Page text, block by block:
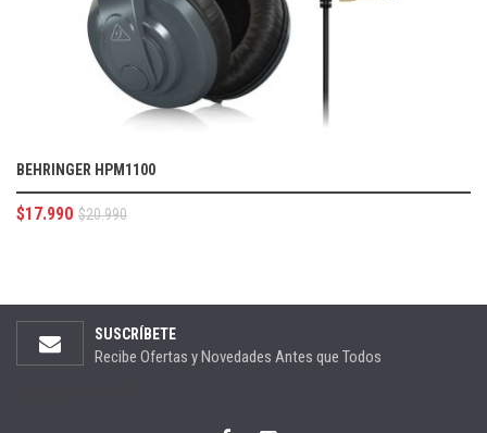
BEHRINGER HPM1100
$20.990
$17.990
SUSCRÍBETE
Recibe Ofertas y Novedades Antes que Todos